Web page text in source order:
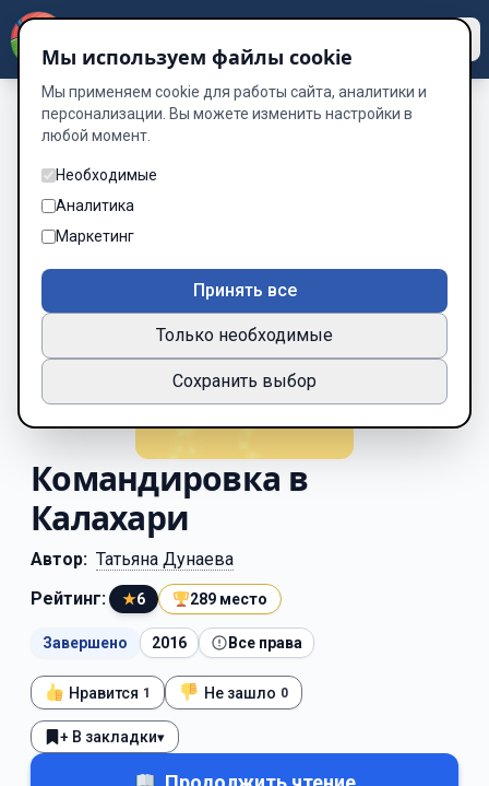
Командировка в
Калахари
Автор: Татьяна Дунаева
Рейтинг:
★6 289 место
Завершено 2016 Все права
Нравится 1 Не зашло 0
+ В закладки▾
Мы используем файлы cookie
Мы применяем cookie для работы сайта, аналитики и
персонализации. Вы можете изменить настройки в
любой момент.
Необходимые
Аналитика
Маркетинг
Принять все
Только необходимые
Сохранить выбор